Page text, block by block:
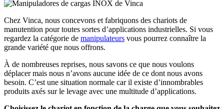
Chez Vinca, nous concevons et fabriquons des chariots de
manutention pour toutes sortes d’applications industrielles. Si vous
regardez la catégorie de manipulateurs vous pourrez connaître la
grande variété que nous offrons.
À de nombreuses reprises, nous savons ce que nous voulons
déplacer mais nous n’avons aucune idée de ce dont nous avons
besoin. C’est une situation normale car il existe d’innombrables
produits axés sur le levage avec une multitude d’applications.